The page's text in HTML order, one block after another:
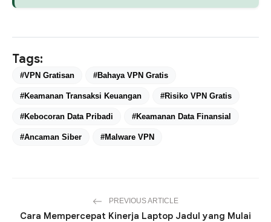
Tags:
#VPN Gratisan #Bahaya VPN Gratis
#Keamanan Transaksi Keuangan #Risiko VPN Gratis
#Kebocoran Data Pribadi #Keamanan Data Finansial
#Ancaman Siber #Malware VPN
PREVIOUS ARTICLE
Cara Mempercepat Kinerja Laptop Jadul yang Mulai